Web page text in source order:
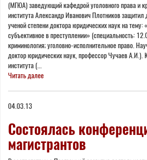
(МГЮА) заведующий кафедрой уголовного права и
института Александр Иванович Плотников
ученой степени доктора юридических наук на тему:
субъективное в преступлении» (специальность:
криминология; уголовно-исполнительное право.
доктор юридических наук, профессор Чучаев А.И.).
института (...
Читать далее
04.03.13
Состоялась
магистрантов